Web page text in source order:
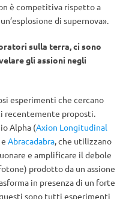
è competitiva rispetto a
di supernova».
sulla terra, ci sono
gli assioni negli
esperimenti che cercano
recentemente proposti.
Alpha (Axion Longitudinal
e Abracadabra, che utilizzano
e amplificare il debole
prodotto da un assione
in presenza di un forte
sono tutti esperimenti